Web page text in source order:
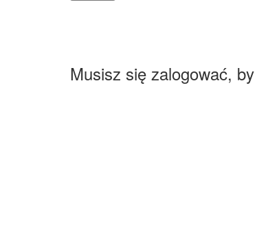
Musisz się zalogować,